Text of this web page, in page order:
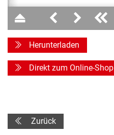
Herunterladen
Direkt zum Online-Shop
Zurück